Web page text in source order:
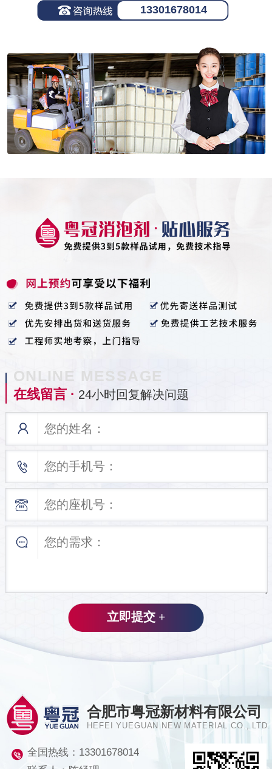
13301678014
ONLINE MESSAGE
在线留言 · 24小时回复解决问题
合肥市粤冠新材料有限公司
HEFEI YUEGUAN NEW MATERIAL CO., LTD.
全国热线： 13301678014